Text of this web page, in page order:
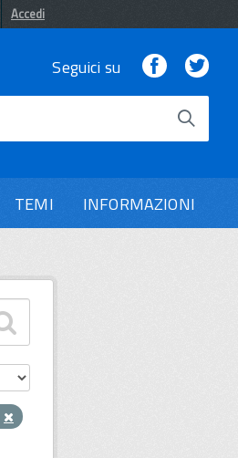
Accedi
Seguici su Facebook
TEMI INFORMAZIONI